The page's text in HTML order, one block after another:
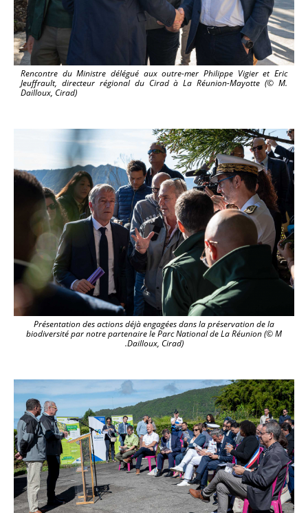
Rencontre du Ministre délégué aux outre-mer Philippe Vigier et Eric
Jeuffrault, directeur régional du Cirad à La Réunion-Mayotte (© M.
Dailloux, Cirad)
Présentation des actions déjà engagées dans la préservation de la
biodiversité par notre partenaire le Parc National de La Réunion (© M
.Dailloux, Cirad)